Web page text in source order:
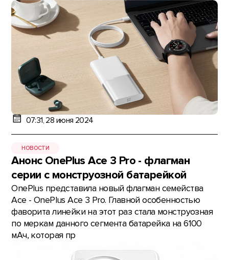
07:31, 28 июня 2024
НОВОСТИ
Анонс OnePlus Ace 3 Pro - флагман
серии с монструозной батарейкой
OnePlus представила новый флагман семейства
Ace - OnePlus Ace 3 Pro. Главной особенностью
фаворита линейки на этот раз стала монструозная
по меркам данного сегмента батарейка на 6100
мАч, которая пр